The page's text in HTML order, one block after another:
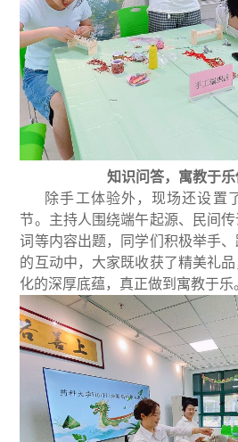
知识问答， 寓教于
除手工体验外，现场还设置
节。主持人围绕端午起源、民间
词等内容出题，同学们积极举手
的互动中，大家既收获了精美礼
化的深厚底蕴，真正做到寓教于乐